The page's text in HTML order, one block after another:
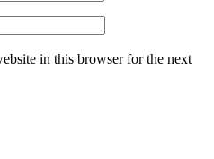
in this browser for the next